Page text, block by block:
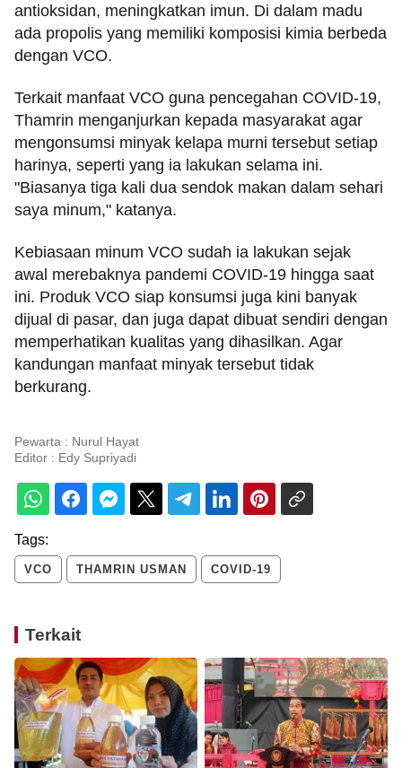
antioksidan, meningkatkan imun. Di dalam madu
ada propolis yang memiliki komposisi kimia berbeda
dengan VCO.
Terkait manfaat VCO guna pencegahan COVID-19,
Thamrin menganjurkan kepada masyarakat agar
mengonsumsi minyak kelapa murni tersebut setiap
harinya, seperti yang ia lakukan selama ini.
"Biasanya tiga kali dua sendok makan dalam sehari
saya minum," katanya.
Kebiasaan minum VCO sudah ia lakukan sejak
awal merebaknya pandemi COVID-19 hingga saat
ini. Produk VCO siap konsumsi juga kini banyak
dijual di pasar, dan juga dapat dibuat sendiri dengan
memperhatikan kualitas yang dihasilkan. Agar
kandungan manfaat minyak tersebut tidak
berkurang.
Pewarta : Nurul Hayat
Editor : Edy Supriyadi
Tags:
VCO THAMRIN USMAN COVID-19
Terkait